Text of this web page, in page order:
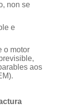
non se
e
o motor
aos